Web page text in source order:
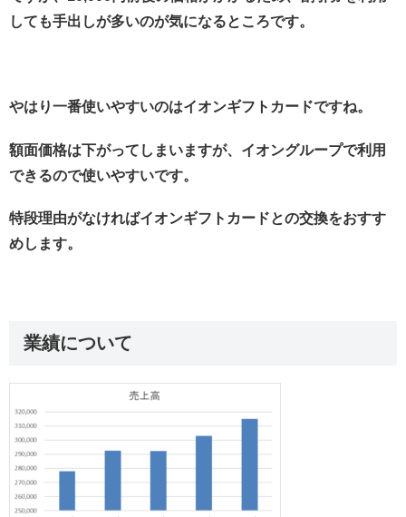
しても手出しが多いのが気になるところです。
やはり一番使いやすいのはイオンギフトカードですね。
額面価格は下がってしまいますが、イオングループで利用
できるので使いやすいです。
特段理由がなければイオンギフトカードとの交換をおすす
めします。
業績について